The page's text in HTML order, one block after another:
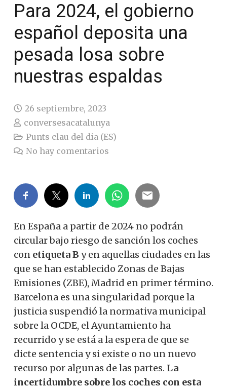
Para 2024, el gobierno
español deposita una
pesada losa sobre
nuestras espaldas
26 septiembre, 2023
conversesacatalunya
Punts clau del dia (ES)
No hay comentarios
En España a partir de 2024 no podrán
circular bajo riesgo de sanción los coches
con etiqueta B y en aquellas ciudades en las
que se han establecido Zonas de Bajas
Emisiones (ZBE), Madrid en primer término.
Barcelona es una singularidad porque la
justicia suspendió la normativa municipal
sobre la OCDE, el Ayuntamiento ha
recurrido y se está a la espera de que se
dicte sentencia y si existe o no un nuevo
recurso por algunas de las partes. La
incertidumbre sobre los coches con esta